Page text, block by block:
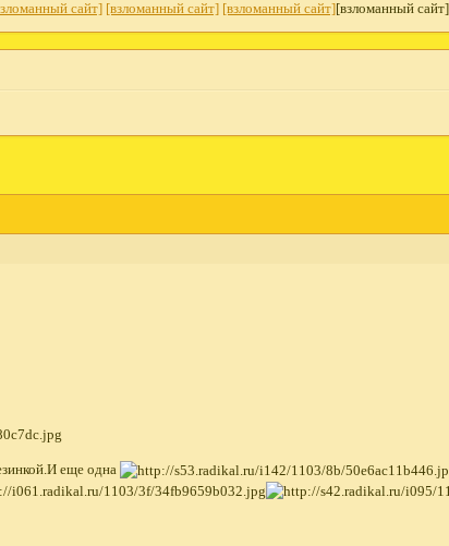
сайт] [взломанный сайт] [взломанный сайт] [взломанный сайт]
еще одна